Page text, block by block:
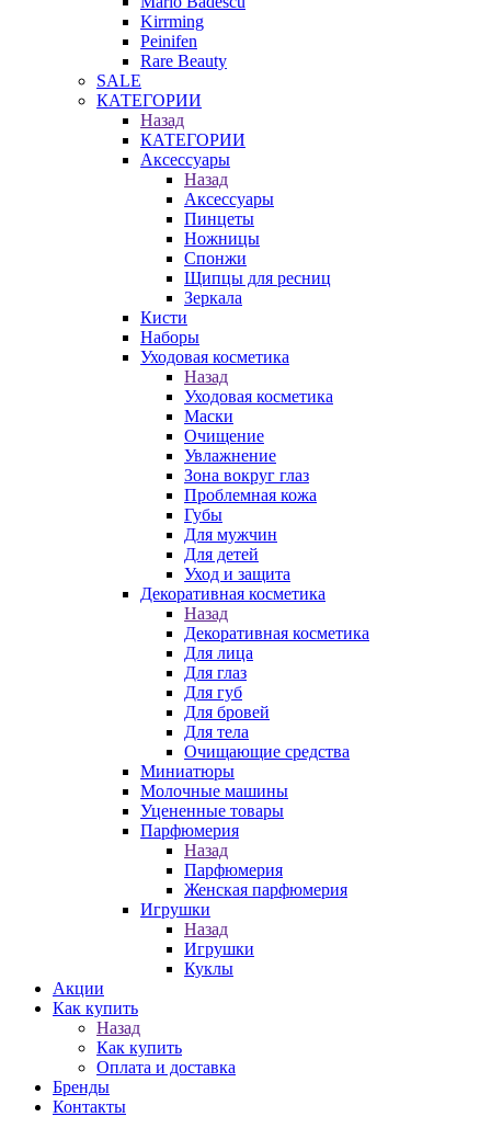
Kirrming
Peinifen
Rare Beauty
SALE
КАТЕГОРИИ
Назад
КАТЕГОРИИ
Аксессуары
Назад
Аксессуары
Пинцеты
Ножницы
Спонжи
Щипцы для ресниц
Зеркала
Кисти
Наборы
Уходовая косметика
Назад
Уходовая косметика
Маски
Очищение
Увлажнение
Зона вокруг глаз
Проблемная кожа
Губы
Для мужчин
Для детей
Уход и защита
Декоративная косметика
Назад
Декоративная косметика
Для лица
Для глаз
Для губ
Для бровей
Для тела
Очищающие средства
Миниатюры
Молочные машины
Уцененные товары
Парфюмерия
Назад
Парфюмерия
Женская парфюмерия
Игрушки
Назад
Игрушки
Куклы
Акции
Как купить
Назад
Как купить
Оплата и доставка
Бренды
Контакты